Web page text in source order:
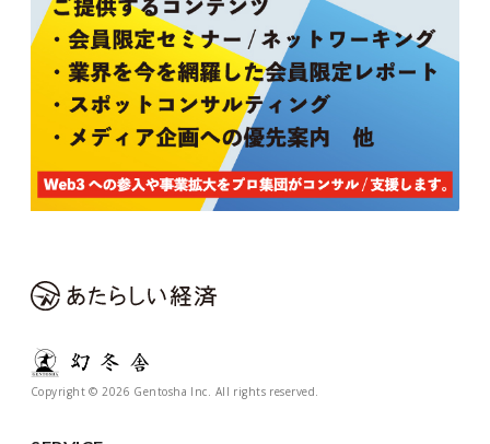
Copyright © 2026 Gentosha Inc. All rights reserved.